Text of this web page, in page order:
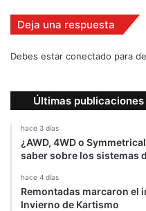
Deja una respuesta
Debes estar conectado para
Últimas publicaciones
hace 3 días
¿AWD, 4WD o
saber sobre los sistemas
hace 4 días
Remontadas marcaron el
Invierno de Kartismo